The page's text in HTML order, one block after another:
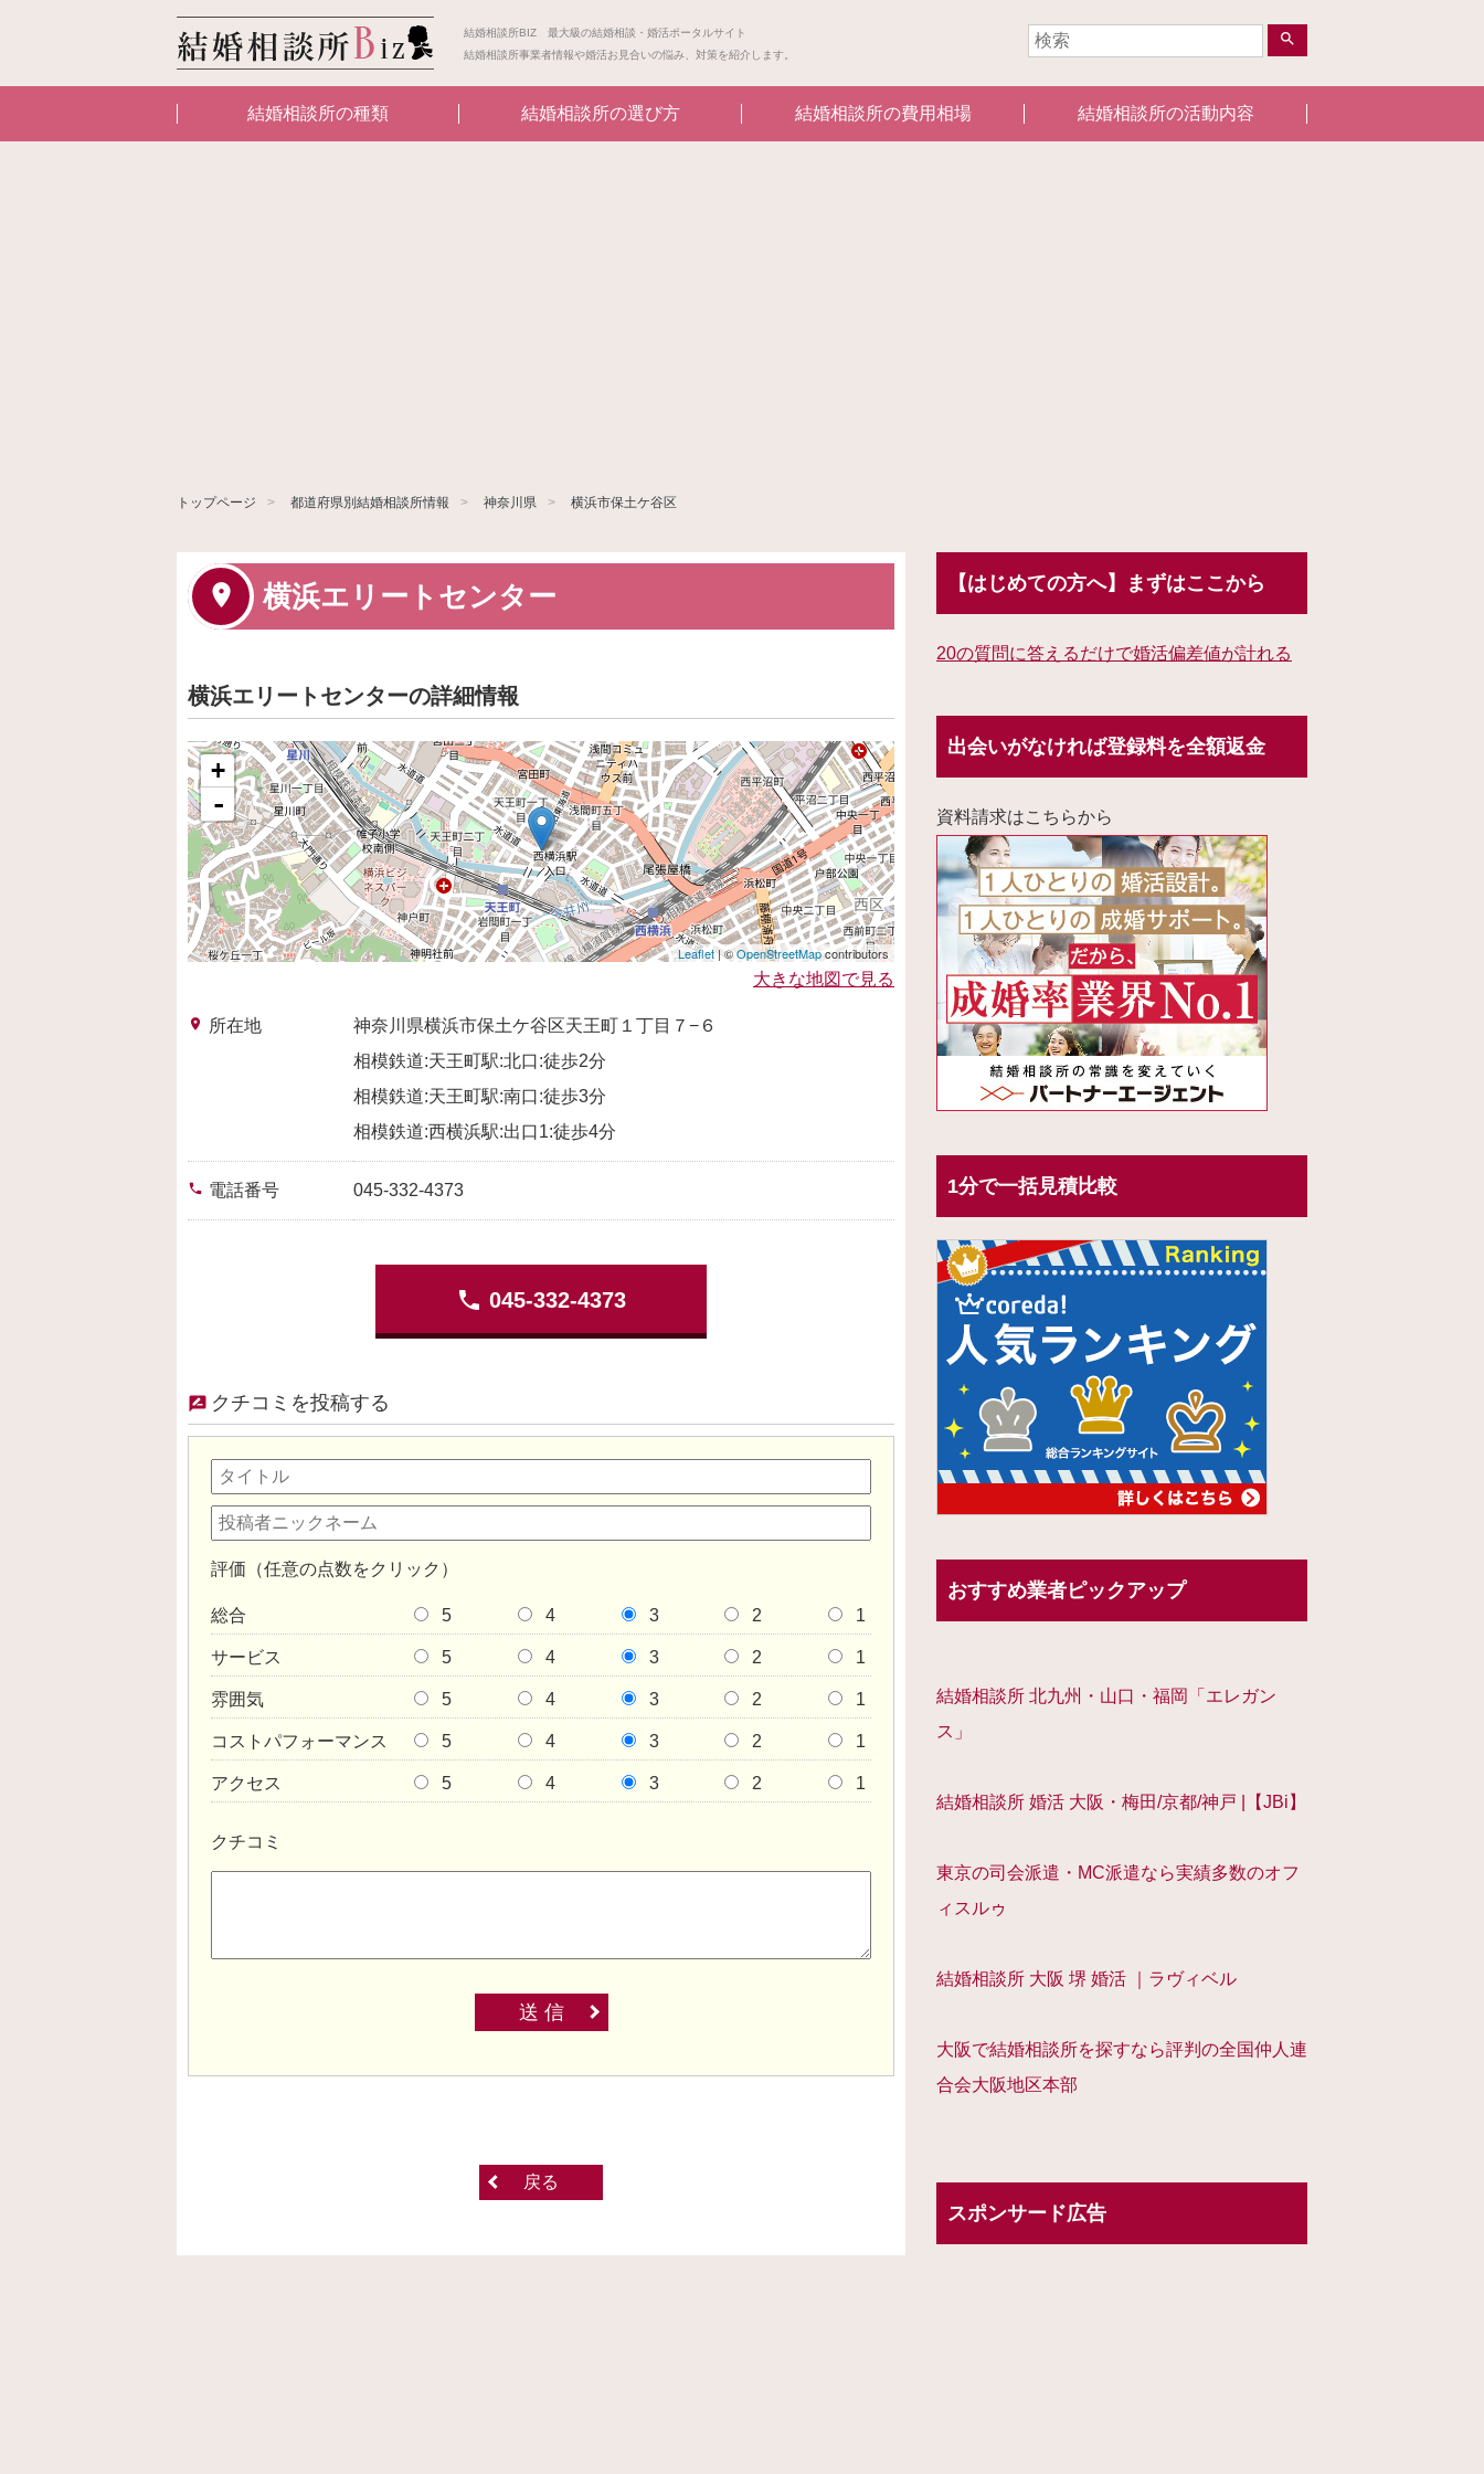
結婚相談所BIZ 最大級の結婚相談・婚活ポータルサイト
結婚相談所事業者情報や婚活お見合いの悩み、対策を紹介します。
search
結婚相談所の種類 結婚相談所の選び方 結婚相談所の費用相場 結婚相談所の活動内容
トップページ 都道府県別結婚相談所情報 神奈川県 横浜市保土ケ谷区
横浜エリートセンター
横浜エリートセンターの詳細情報
+
-
Leaflet| ©OpenStreetMapcontributors
大きな地図で見る
place 所在地
神奈川県横浜市保土ケ谷区天王町１丁目７−６
相模鉄道:天王町駅:北口:徒歩2分
相模鉄道:天王町駅:南口:徒歩3分
相模鉄道:西横浜駅:出口1:徒歩4分
phone 電話番号 045-332-4373
phone 045-332-4373
クチコミを投稿する
評価（任意の点数をクリック）
総合 5 4 3 2 1
サービス 5 4 3 2 1
雰囲気 5 4 3 2 1
コストパフォーマンス 5 4 3 2 1
アクセス 5 4 3 2 1
クチコミ
送 信
戻る
【はじめての方へ】まずはここから
20の質問に答えるだけで婚活偏差値が計れる
出会いがなければ登録料を全額返金
資料請求はこちらから
1分で一括見積比較
おすすめ業者ピックアップ
結婚相談所 北九州・山口・福岡「エレガン
ス」
結婚相談所 婚活 大阪・梅田/京都/神戸 |【JBi】
東京の司会派遣・MC派遣なら実績多数のオフ
ィスルゥ
結婚相談所 大阪 堺 婚活 ｜ラヴィベル
大阪で結婚相談所を探すなら評判の全国仲人連
合会大阪地区本部
スポンサード広告